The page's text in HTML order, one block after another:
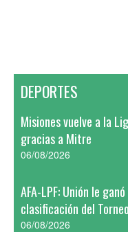
DEPORTES
Misiones vuelve a la
gracias a Mitre
06/08/2026
AFA-LPF: Unión le
clasificación del
06/08/2026